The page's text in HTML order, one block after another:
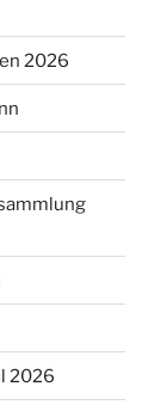
2026
2026